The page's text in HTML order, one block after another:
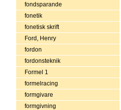
fondsparande
fonetik
fonetisk skrift
Ford, Henry
fordon
fordonsteknik
Formel 1
formelracing
formgivare
formgivning